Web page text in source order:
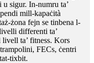
sigur. In-numru ta’
mill-kapaċità
żona fejn se tinbena l-
differenti ta’
ta’ fitness. Kors
FECs, ċentri
tixbit.